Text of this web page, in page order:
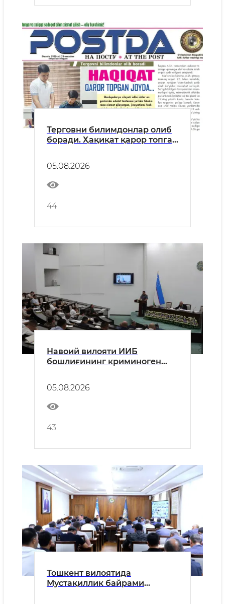
Терговни билимдонлар олиб
боради. Ҳақиқат қарор топган
05.08.2026
44
Навоий вилояти ИИБ
бошлиғининг криминоген
сессиясида тингланди
05.08.2026
43
Тошкент вилоятида
Мустақиллик байрами